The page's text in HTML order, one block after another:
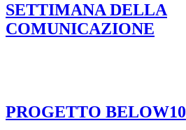
SETTIMANA DELLA
COMUNICAZIONE
PROGETTO BELOW10